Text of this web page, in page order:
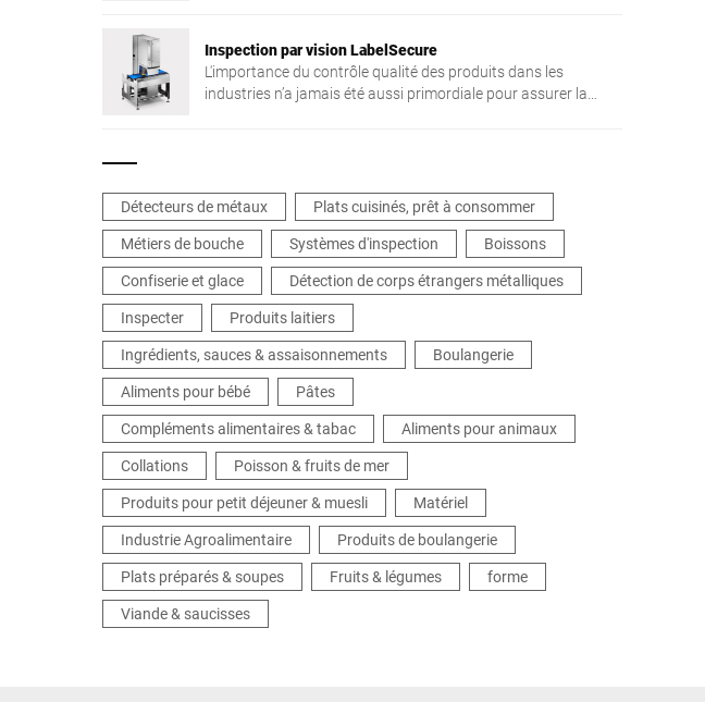
Inspection par vision LabelSecure
L'importance du contrôle qualité des produits dans les
industries n’a jamais été aussi primordiale pour assurer la
performantes, il est désormais possible de procéder à une
détection automatique des anomalies, ce qui limite les risques
de mauvais étiquetage de prix ou d’erreurs d’impression. Ces
systèmes d’inspection permettent de procéder à une
vérification rapide, sans contact, des étiquettes apposées sur
des types d’emballages variés et rendent ainsi possible de
garantir un bon niveau de sécurité et de traçabilité tout au
long du processus de production.
Détecteurs de métaux
Plats cuisinés, prêt à consommer
Métiers de bouche
Systèmes d'inspection
Boissons
Confiserie et glace
Détection de corps étrangers métalliques
Inspecter
Produits laitiers
Ingrédients, sauces & assaisonnements
Boulangerie
Aliments pour bébé
Pâtes
Compléments alimentaires & tabac
Aliments pour animaux
Collations
Poisson & fruits de mer
Produits pour petit déjeuner & muesli
Matériel
Industrie Agroalimentaire
Produits de boulangerie
Plats préparés & soupes
Fruits & légumes
forme
Viande & saucisses